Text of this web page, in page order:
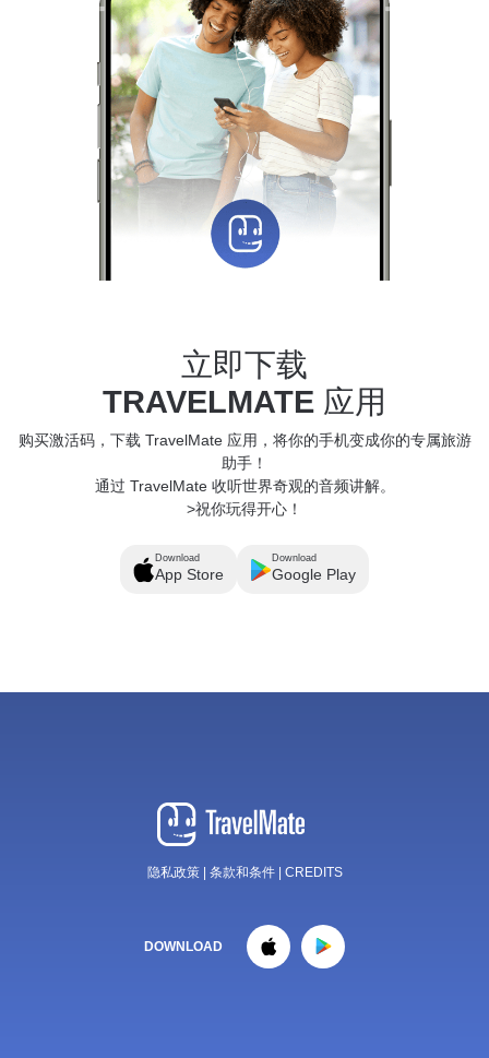
立即下载
TRAVELMATE 应用
购买激活码，下载 TravelMate 应用，将你的手机变成你的专属旅游
助手！
通过 TravelMate 收听世界奇观的音频讲解。
>祝你玩得开心！
Download
App Store
Download
Google Play
隐私政策| 条款和条件 CREDITS
DOWNLOAD